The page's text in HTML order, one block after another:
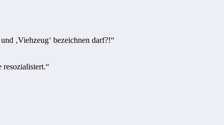
‚Viehzeug‘ bezeichnen darf?!“